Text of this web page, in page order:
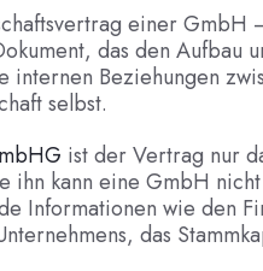
einer GmbH
das den Aufbau
internen Beziehungen
selbst.
ist der Vertrag nur
ihn kann eine GmbH
Informationen wie den
das